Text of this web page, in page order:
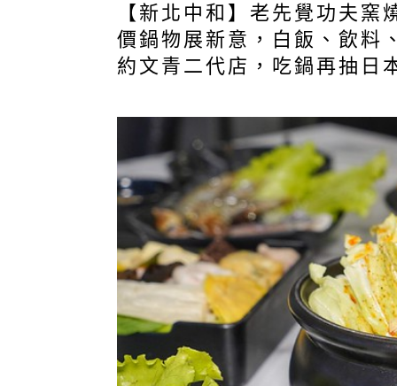
【新北中和】老先覺功夫
價鍋物展新意，白飯、飲料
約文青二代店，吃鍋再抽日